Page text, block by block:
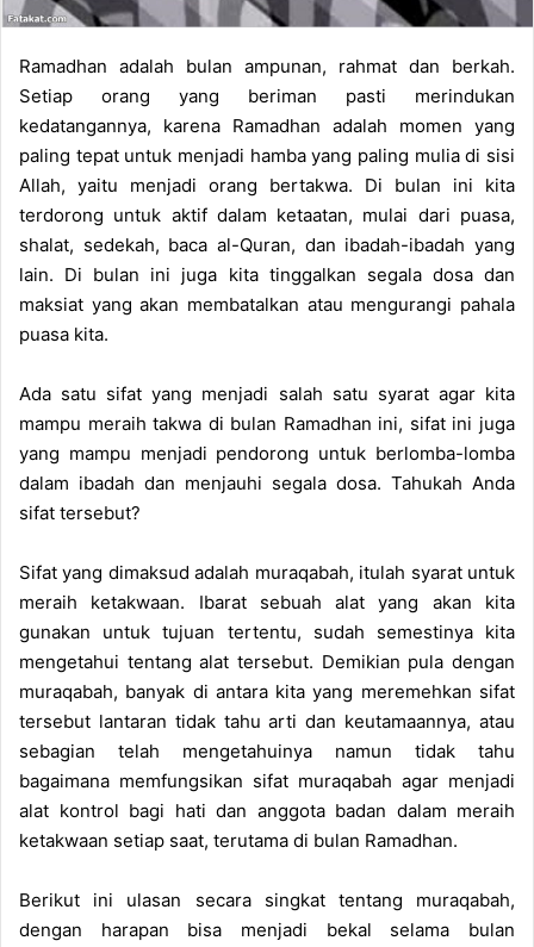
Ramadhan adalah bulan ampunan, rahmat dan berkah.
Setiap orang yang beriman pasti merindukan
kedatangannya, karena Ramadhan adalah momen yang
paling tepat untuk menjadi hamba yang paling mulia di sisi
Allah, yaitu menjadi orang bertakwa. Di bulan ini kita
terdorong untuk aktif dalam ketaatan, mulai dari puasa,
shalat, sedekah, baca al-Quran, dan ibadah-ibadah yang
lain. Di bulan ini juga kita tinggalkan segala dosa dan
maksiat yang akan membatalkan atau mengurangi pahala
puasa kita.
Ada satu sifat yang menjadi salah satu syarat agar kita
mampu meraih takwa di bulan Ramadhan ini, sifat ini juga
yang mampu menjadi pendorong untuk berlomba-lomba
dalam ibadah dan menjauhi segala dosa. Tahukah Anda
sifat tersebut?
Sifat yang dimaksud adalah muraqabah, itulah syarat untuk
meraih ketakwaan. Ibarat sebuah alat yang akan kita
gunakan untuk tujuan tertentu, sudah semestinya kita
mengetahui tentang alat tersebut. Demikian pula dengan
muraqabah, banyak di antara kita yang meremehkan sifat
tersebut lantaran tidak tahu arti dan keutamaannya, atau
sebagian telah mengetahuinya namun tidak tahu
bagaimana memfungsikan sifat muraqabah agar menjadi
alat kontrol bagi hati dan anggota badan dalam meraih
ketakwaan setiap saat, terutama di bulan Ramadhan.
Berikut ini ulasan secara singkat tentang muraqabah,
dengan harapan bisa menjadi bekal selama bulan